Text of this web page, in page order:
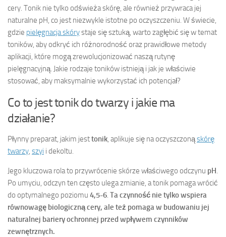
cery. Tonik nie tylko odświeża skórę, ale również przywraca jej
naturalne pH, co jest niezwykle istotne po oczyszczeniu. W świecie,
gdzie pielęgnacja skórystaje się sztuką, warto zagłębić się w temat
toników, aby odkryć ich różnorodność oraz prawidłowe metody
aplikacji, które mogą zrewolucjonizować naszą rutynę
pielęgnacyjną. Jakie rodzaje toników istnieją i jak je właściwie
stosować, aby maksymalnie wykorzystać ich potencjał?
Co to jest tonik do twarzy i jakie ma
działanie?
Płynny preparat, jakim jesttonik, aplikuje się na oczyszczonąskórę
twarzy, szyi i dekoltu.
Jego kluczowa rola to przywrócenie skórze właściwego odczynu pH.
Po umyciu, odczyn ten często ulega zmianie, a tonik pomaga wrócić
do optymalnego poziomu 4,5-6. Ta czynność nie tylko wspiera
równowagę biologiczną cery, ale też pomaga w budowaniu jej
naturalnej bariery ochronnej przed wpływem czynników
zewnętrznych.